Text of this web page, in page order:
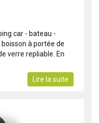
car - bateau -
à portée de
verre repliable. En
Lire la suite